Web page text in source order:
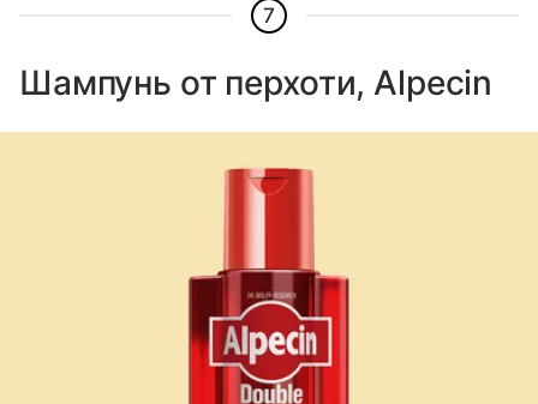
7
Шампунь от перхоти, Alpecin